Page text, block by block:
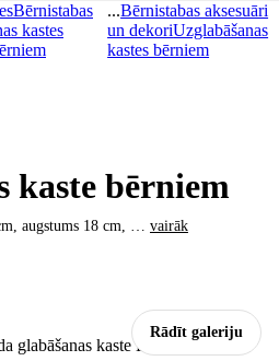
Bērnistabas
kastes
...Bērnistabas aksesuāri
un dekoriUzglabāšanas
kastes bērniem
Rādīt galeriju
kaste bērniem
augstums 18 cm, … vairāk